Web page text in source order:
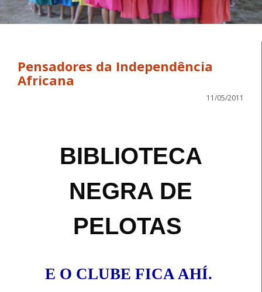
Pensadores da Independência
Africana
11/05/2011
BIBLIOTECA
NEGRA DE
PELOTAS
E O CLUBE FICA AHÍ.